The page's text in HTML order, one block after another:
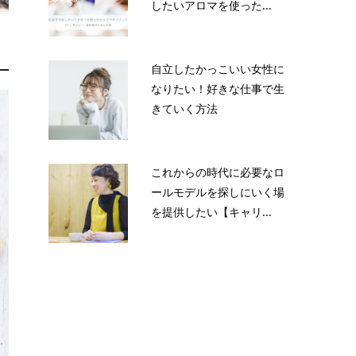
したいアロマを使った...
自立したかっこいい女性に
なりたい！好きな仕事で生
きていく方法
これからの時代に必要なロ
ールモデルを探しにいく場
を提供したい【キャリ...